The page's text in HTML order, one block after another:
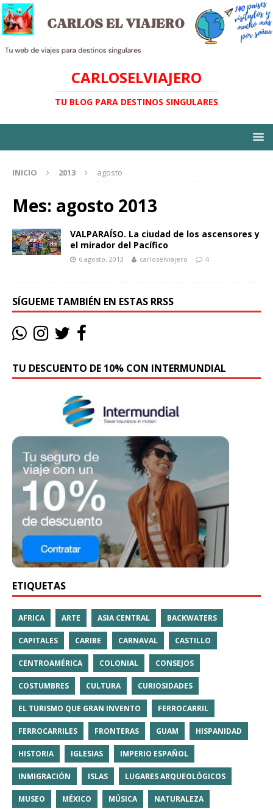
CARLOSELVIAJERO
TU BLOG PARA DESTINOS SINGULARES
INICIO 2013 agosto
Mes: agosto 2013
VALPARAÍSO. La ciudad de los ascensores y
el mirador del Pacífico
6 agosto, 2013 carloselviajero 4
SÍGUEME TAMBIÉN EN ESTAS RRSS
TU DESCUENTO DE 10% CON INTERMUNDIAL
ETIQUETAS
AFRICA ARTE ASIA CENTRAL BACKWATERS
CAPITALES CARIBE CARNAVAL CASTILLO
CENTROAMÉRICA COLONIAL CONSEJOS
COSTUMBRES CULTURA CURIOSIDADES
EL TURISMO QUE GRAN INVENTO FERROCARRIL
FERROCARRILES FRONTERAS GUAM HISPANIDAD
HISTORIA IGLESIAS IMPERIO ESPAÑOL
INMIGRACIÓN ISLAS LUGARES ARQUEOLÓGICOS
MUSEO MÉXICO MÚSICA NATURALEZA